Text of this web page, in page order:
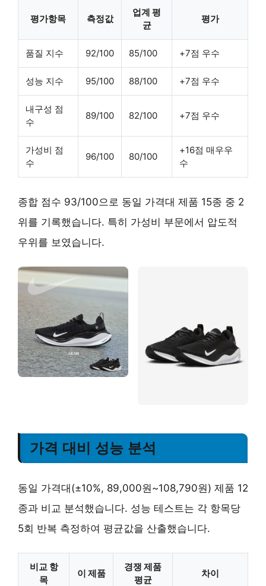
평가항목 측정값
업계 평
균
평가
품질 지수 92/100 85/100 +7점 우수
성능 지수 95/100 88/100 +7점 우수
내구성 점
수
89/100 82/100 +7점 우수
가성비 점
수
96/100 80/100
+16점 매우우
수
종합 점수 93/100으로 동일 가격대 제품 15종 중 2
위를 기록했습니다. 특히 가성비 부문에서 압도적
우위를 보였습니다.
가격 대비 성능 분석
동일 가격대(±10%, 89,000원~108,790원) 제품 12
종과 비교 분석했습니다. 성능 테스트는 각 항목당
5회 반복 측정하여 평균값을 산출했습니다.
비교 항
목
이 제품
경쟁 제품
평균
차이